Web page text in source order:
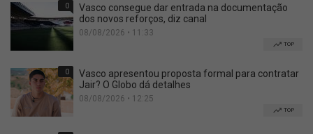
0
Vasco consegue dar entrada na documentação
dos novos reforços, diz canal
08/08/2026 • 11:33
TOP
0
Vasco apresentou proposta formal para contratar
Jair? O Globo dá detalhes
08/08/2026 • 12:25
TOP